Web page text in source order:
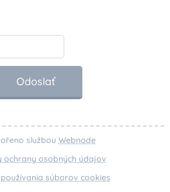
Odoslať
službou Webnode
ochrany osobných údajov
súborov cookies